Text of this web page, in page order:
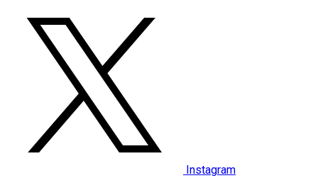
Instagram